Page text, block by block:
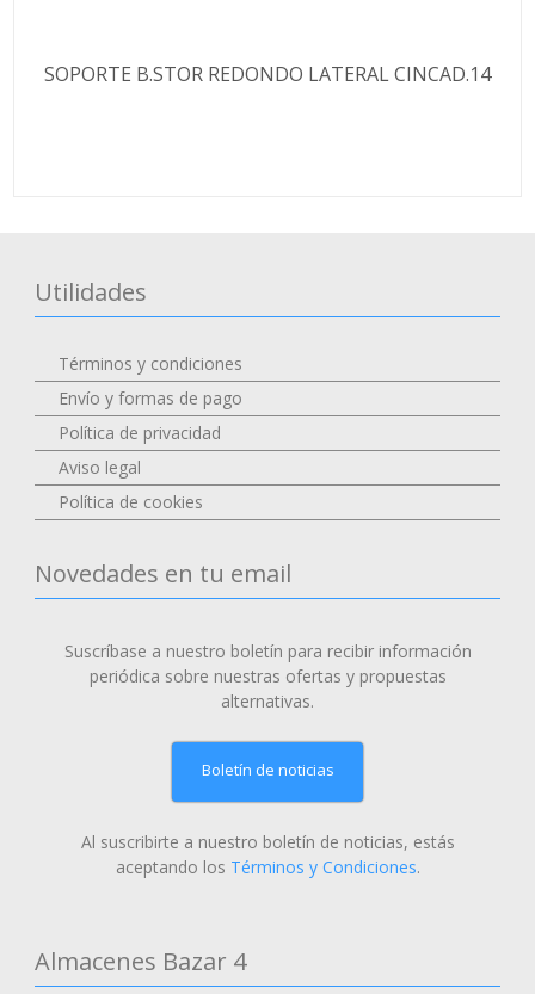
SOPORTE B.STOR REDONDO LATERAL CINCAD.14
Utilidades
Términos y condiciones
Envío y formas de pago
Política de privacidad
Aviso legal
Política de cookies
Novedades en tu email
Suscríbase a nuestro boletín para recibir información
periódica sobre nuestras ofertas y propuestas
alternativas.
Boletín de noticias
Al suscribirte a nuestro boletín de noticias, estás
aceptando los Términos y Condiciones.
Almacenes Bazar 4